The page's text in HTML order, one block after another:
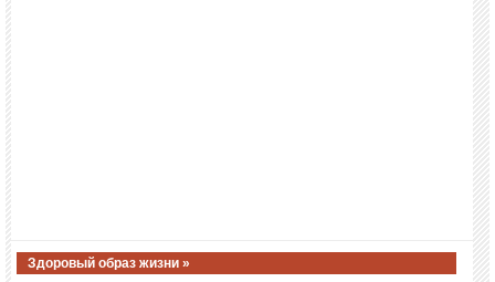
Здоровый образ жизни »